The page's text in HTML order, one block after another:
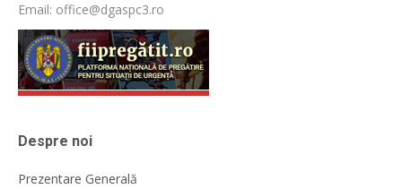
Email: office@dgaspc3.ro
Despre noi
Prezentare Generală